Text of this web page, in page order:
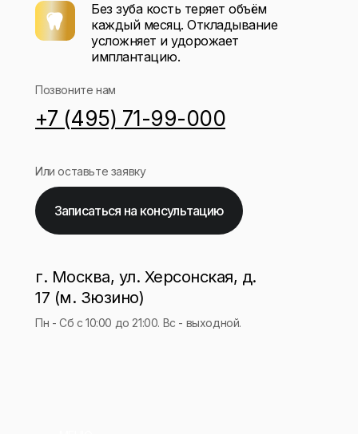
Без зуба кость теряет объём
каждый месяц. Откладывание
усложняет и удорожает
имплантацию.
г. Москва, ул. Херсонская, д.
17 (м. Зюзино)
+7 (495) 71-99-000
Позвоните нам
Пн - Сб с 10:00 до 21:00. Вс - выходной.
Или оставьте заявку
Записаться на консультацию